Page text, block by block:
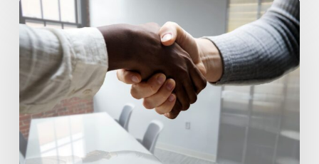
Un
assessment
a
base
di
gamification
e
employer